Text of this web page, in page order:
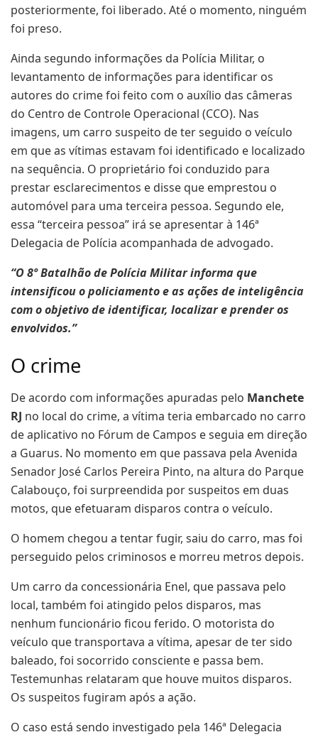
posteriormente, foi liberado. Até o momento, ninguém
foi preso.
Ainda segundo informações da Polícia Militar, o
levantamento de informações para identificar os
autores do crime foi feito com o auxílio das câmeras
do Centro de Controle Operacional (CCO). Nas
imagens, um carro suspeito de ter seguido o veículo
em que as vítimas estavam foi identificado e localizado
na sequência. O proprietário foi conduzido para
prestar esclarecimentos e disse que emprestou o
automóvel para uma terceira pessoa. Segundo ele,
essa “terceira pessoa” irá se apresentar à 146ª
Delegacia de Polícia acompanhada de advogado.
“O 8º Batalhão de Polícia Militar informa que
intensificou o policiamento e as ações de inteligência
com o objetivo de identificar, localizar e prender os
envolvidos.”
O crime
De acordo com informações apuradas pelo Manchete
RJ no local do crime, a vítima teria embarcado no carro
de aplicativo no Fórum de Campos e seguia em direção
a Guarus. No momento em que passava pela Avenida
Senador José Carlos Pereira Pinto, na altura do Parque
Calabouço, foi surpreendida por suspeitos em duas
motos, que efetuaram disparos contra o veículo.
O homem chegou a tentar fugir, saiu do carro, mas foi
perseguido pelos criminosos e morreu metros depois.
Um carro da concessionária Enel, que passava pelo
local, também foi atingido pelos disparos, mas
nenhum funcionário ficou ferido. O motorista do
veículo que transportava a vítima, apesar de ter sido
baleado, foi socorrido consciente e passa bem.
Testemunhas relataram que houve muitos disparos.
Os suspeitos fugiram após a ação.
O caso está sendo investigado pela 146ª Delegacia